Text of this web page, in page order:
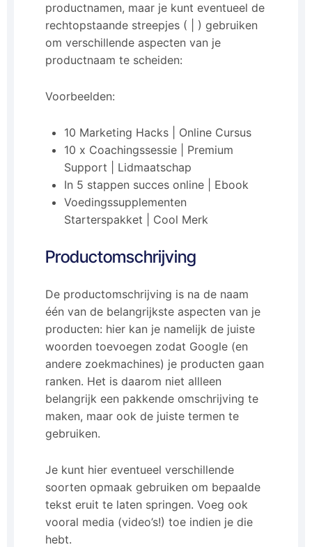
productnamen, maar je kunt eventueel de
rechtopstaande streepjes ( | ) gebruiken
om verschillende aspecten van je
productnaam te scheiden:
Voorbeelden:
10 Marketing Hacks | Online Cursus
10 x Coachingssessie | Premium
Support | Lidmaatschap
In 5 stappen succes online | Ebook
Voedingssupplementen
Starterspakket | Cool Merk
Productomschrijving
De productomschrijving is na de naam
één van de belangrijkste aspecten van je
producten: hier kan je namelijk de juiste
woorden toevoegen zodat Google (en
andere zoekmachines) je producten gaan
ranken. Het is daarom niet allleen
belangrijk een pakkende omschrijving te
maken, maar ook de juiste termen te
gebruiken.
Je kunt hier eventueel verschillende
soorten opmaak gebruiken om bepaalde
tekst eruit te laten springen. Voeg ook
vooral media (video’s!) toe indien je die
hebt.